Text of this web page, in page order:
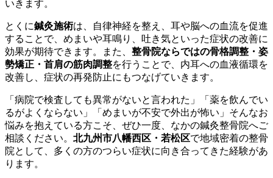
いきます。
とくに鍼灸施術は、自律神経を整え、耳や脳への血流を促進
することで、めまいや耳鳴り、吐き気といった症状の改善に
効果が期待できます。また、 整骨院ならではの骨格調整・姿
勢矯正・首肩の筋肉調整を行うことで、内耳への血液循環を
改善し、症状の再発防止にもつなげていきます。
「病院で検査しても異常がないと言われた」「薬を飲んでい
るがよくならない」「めまいが不安で外出が怖い」そんなお
悩みを抱えている方こそ、ぜひ一度、なかの鍼灸整骨院へご
相談ください。 北九州市八幡西区・若松区で地域密着の整骨
院として、多くの方のつらい症状に向き合ってきた経験があ
ります。